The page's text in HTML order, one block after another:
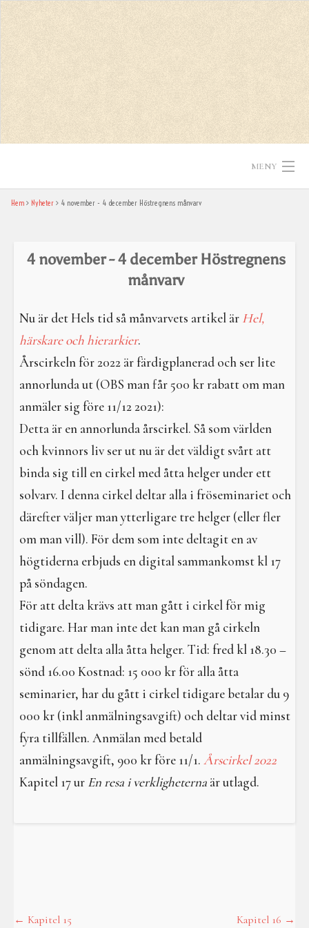
MENY
Hem
I en galen värld
Galdrar
Aktiviteter
Resa i verkligheterna
Hem Nyheter 4 november - 4 december Höstregnens månvarv
4 november - 4 december Höstregnens
månvarv
Nu är det Hels tid så månvarvets artikel är Hel,
härskare och hierarkier.
Årscirkeln för 2022 är färdigplanerad och ser lite
annorlunda ut (OBS man får 500 kr rabatt om man
anmäler sig före 11/12 2021):
Detta är en annorlunda årscirkel. Så som världen
och kvinnors liv ser ut nu är det väldigt svårt att
binda sig till en cirkel med åtta helger under ett
solvarv. I denna cirkel deltar alla i fröseminariet och
därefter väljer man ytterligare tre helger (eller fler
om man vill). För dem som inte deltagit en av
högtiderna erbjuds en digital sammankomst kl 17
på söndagen.
För att delta krävs att man gått i cirkel för mig
tidigare. Har man inte det kan man gå cirkeln
genom att delta alla åtta helger. Tid: fred kl 18.30 –
sönd 16.00 Kostnad: 15 000 kr för alla åtta
seminarier, har du gått i cirkel tidigare betalar du 9
000 kr (inkl anmälningsavgift) och deltar vid minst
fyra tillfällen. Anmälan med betald
anmälningsavgift, 900 kr före 11/1. Årscirkel 2022
Kapitel 17 ur En resa i verkligheterna är utlagd.
← Kapitel 15 Kapitel 16 →